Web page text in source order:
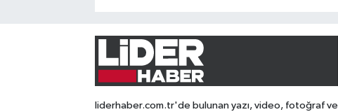
liderhaber.com.tr'de bulunan yazı, video, fotoğraf ve